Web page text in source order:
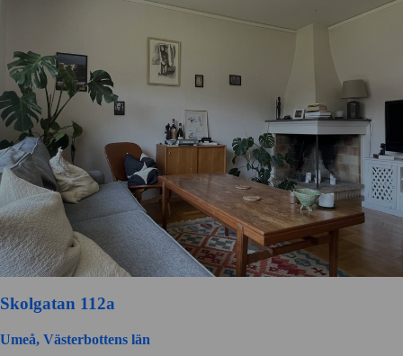
Skolgatan 112a
Umeå, Västerbottens län